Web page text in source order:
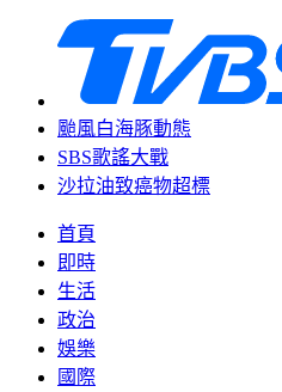
颱風白海豚動態
SBS歌謠大戰
沙拉油致癌物超標
首頁
即時
生活
政治
娛樂
國際